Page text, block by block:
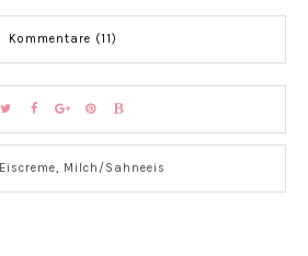
Kommentare (11)
Eiscreme, Milch/Sahneeis